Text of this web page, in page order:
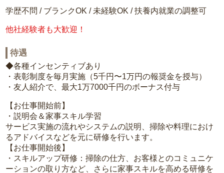
学歴不問 / ブランクOK / 未経験OK / 扶養内就業の調整可
他社経験者も大歓迎！
待遇
◆各種インセンティブあり
・表彰制度を毎月実施（5千円〜1万円の報奨金を授与）
・友人紹介で、最大1万7000千円のボーナス付与
【お仕事開始前】
・説明会＆家事スキル学習
サービス実施の流れやシステムの説明、掃除や料理におけ
るアドバイスなどを元に研修を行います。
【お仕事開始後】
・スキルアップ研修：掃除の仕方、お客様とのコミュニケ
ーションの取り方など、さらに家事スキルを高める研修を